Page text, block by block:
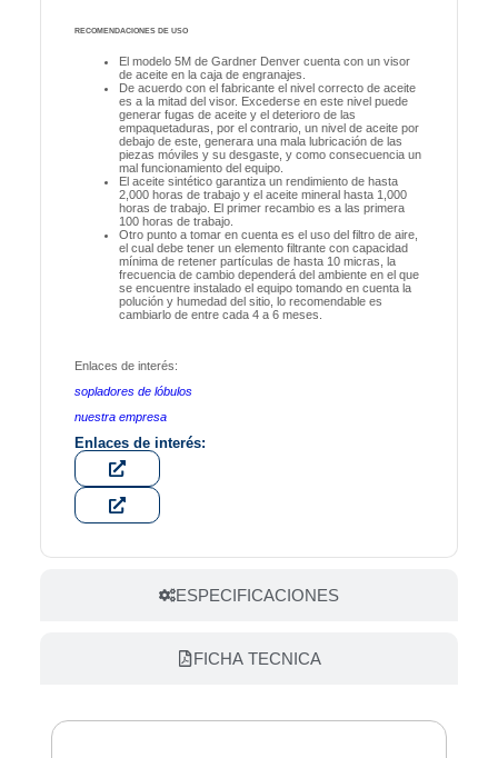
ESPECIFICACIONES
FICHA TECNICA
RECOMENDACIONES DE USO
El modelo 5M de Gardner Denver cuenta con un visor
de aceite en la caja de engranajes.
De acuerdo con el fabricante el nivel correcto de aceite
es a la mitad del visor. Excederse en este nivel puede
generar fugas de aceite y el deterioro de las
empaquetaduras, por el contrario, un nivel de aceite por
debajo de este, generara una mala lubricación de las
piezas móviles y su desgaste, y como consecuencia un
mal funcionamiento del equipo.
El aceite sintético garantiza un rendimiento de hasta
2,000 horas de trabajo y el aceite mineral hasta 1,000
horas de trabajo. El primer recambio es a las primera
100 horas de trabajo.
Otro punto a tomar en cuenta es el uso del filtro de aire,
el cual debe tener un elemento filtrante con capacidad
mínima de retener partículas de hasta 10 micras, la
frecuencia de cambio dependerá del ambiente en el que
se encuentre instalado el equipo tomando en cuenta la
polución y humedad del sitio, lo recomendable es
cambiarlo de entre cada 4 a 6 meses.
Enlaces de interés:
sopladores de lóbulos
nuestra empresa
Enlaces de interés: